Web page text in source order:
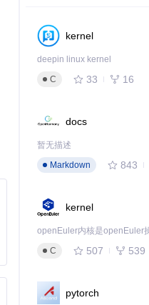
kernel
deepin linux kernel
C
33 16
docs
暂无描述
Markdown
843
kernel
C
507 539
pytorch